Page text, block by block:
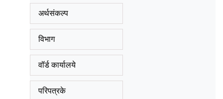
अर्थसंकल्प
विभाग
वॉर्ड कार्यालये
परिपत्रके